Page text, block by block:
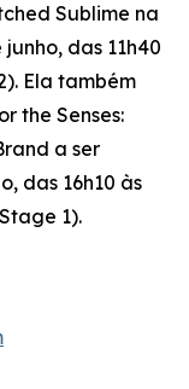
Sublime na
das 11h40
Ela também
the Senses:
a ser
das 16h10 às
1).